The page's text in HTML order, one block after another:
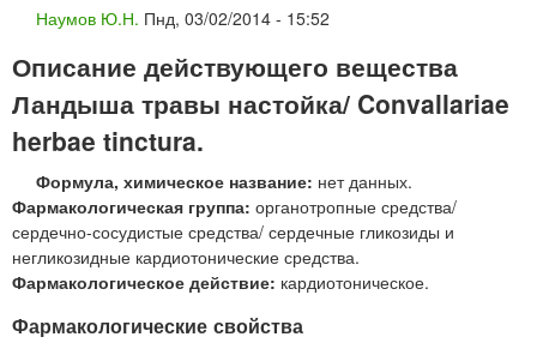
Наумов Ю.Н. Пнд, 03/02/2014 - 15:52
Описание действующего вещества
Ландыша травы настойка/ Convallariae
herbae tinctura.
Формула, химическое название: нет данных.
Фармакологическая группа: органотропные средства/
сердечно-сосудистые средства/ сердечные гликозиды и
негликозидные кардиотонические средства.
Фармакологическое действие: кардиотоническое.
Фармакологические свойства